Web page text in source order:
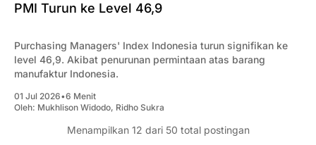
PMI Turun ke Level 46,9
Purchasing Managers' Index Indonesia turun signifikan ke
level 46,9. Akibat penurunan permintaan atas barang
manufaktur Indonesia.
01 Jul 2026•6 Menit
Oleh: Mukhlison Widodo, Ridho Sukra
Menampilkan 12 dari 50 total postingan